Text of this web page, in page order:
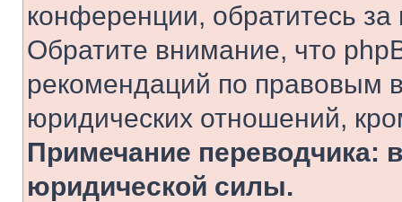
конференции, обратитесь
Обратите внимание, что
рекомендаций по правовым
юридических отношений,
Примечание переводчика:
юридической силы.